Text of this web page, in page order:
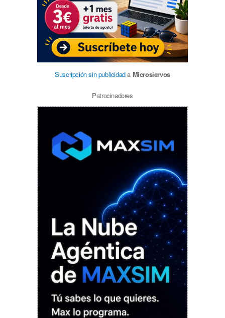
Suscripción sin publicidada Microsiervos
Patrocinadores